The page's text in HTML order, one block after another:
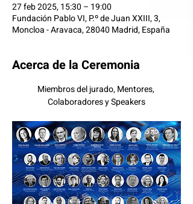
27 feb 2025, 15:30 – 19:00
Fundación Pablo VI, P.º de Juan XXIII, 3,
Moncloa - Aravaca, 28040 Madrid, España
Acerca de la Ceremonia
Miembros del jurado, Mentores,
Colaboradores y Speakers